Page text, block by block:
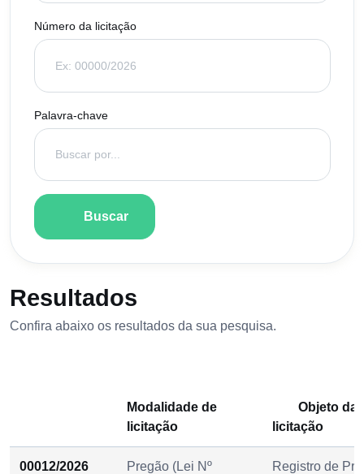
Número da licitação
Palavra-chave
Buscar
Resultados
Confira abaixo os resultados da sua pesquisa.
Modalidade de
licitação
Objeto da
licitação
00012/2026
Pregão (Lei Nº
Registro de